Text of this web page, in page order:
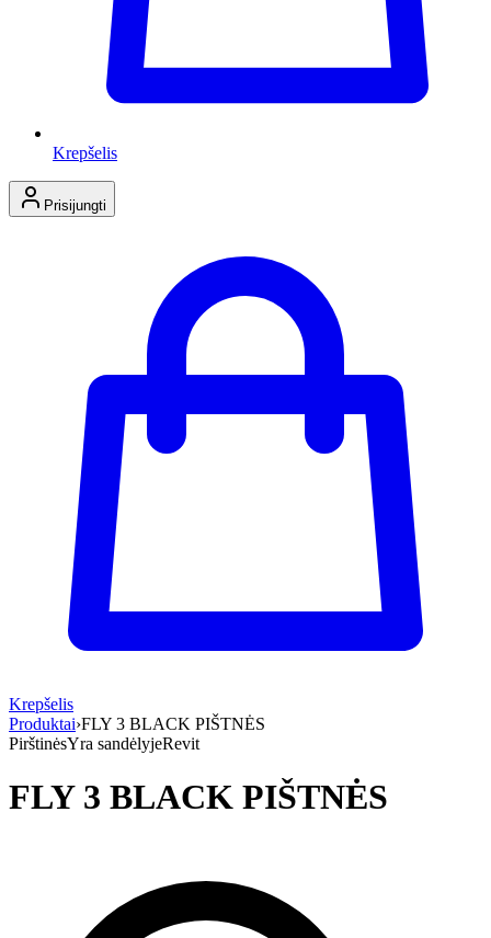
Krepšelis
Prisijungti
Krepšelis
Produktai›FLY 3 BLACK PIŠTNĖS
PirštinėsYra sandėlyjeRevit
FLY 3 BLACK PIŠTNĖS